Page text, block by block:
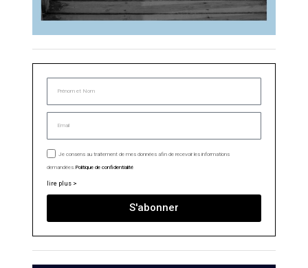
Je consens au traitement de mes données afin de recevoir les informations
demandées. Politique de confidentialité
lire plus >
S'abonner